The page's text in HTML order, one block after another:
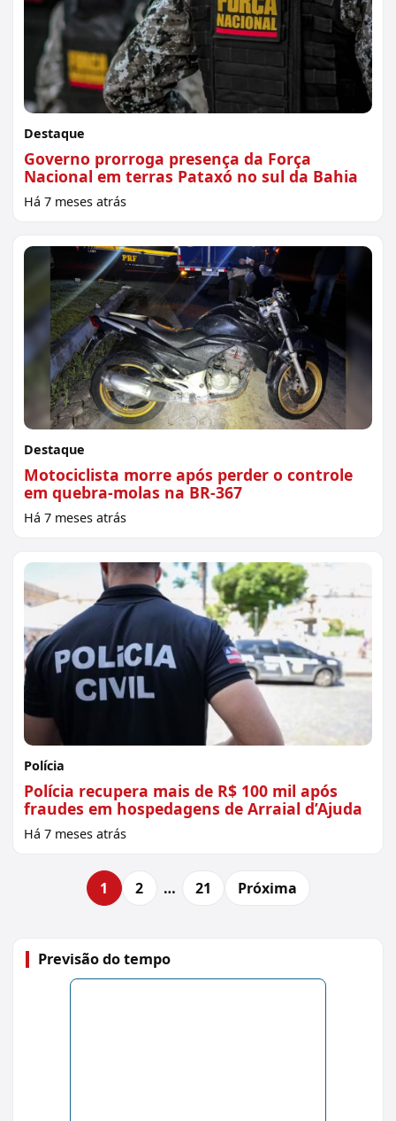
Destaque
Governo prorroga presença da Força
Nacional em terras Pataxó no sul da Bahia
Há 7 meses atrás
Destaque
Motociclista morre após perder o controle
em quebra-molas na BR-367
Há 7 meses atrás
Polícia
Polícia recupera mais de R$ 100 mil após
fraudes em hospedagens de Arraial d’Ajuda
Há 7 meses atrás
1 2 … 21 Próxima
Previsão do tempo